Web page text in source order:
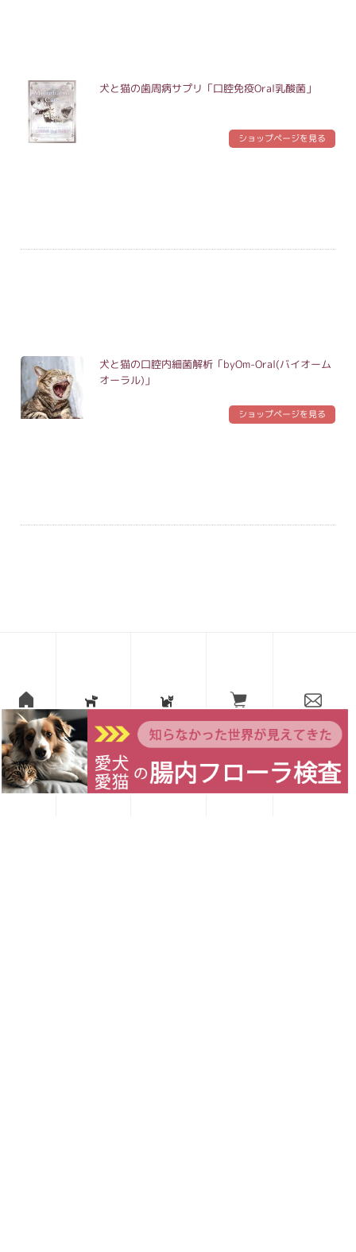
犬と猫の歯周病サプリ「口腔免疫Oral乳酸菌」
ショップページを見る
犬と猫の口腔内細菌解析「byOm-Oral(バイオーム
オーラル)」
ショップページを見る
Home 愛犬レシピ 愛猫レシピ お買い物 お問い合わせ